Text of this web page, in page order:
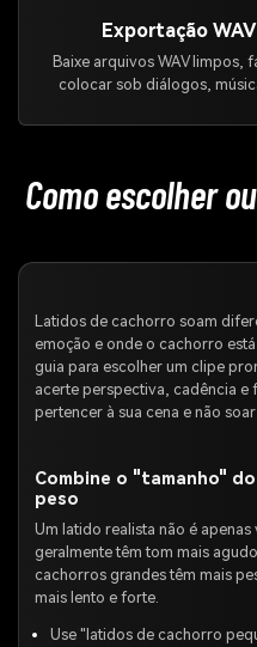
Exportação
Baixe arquivos WAV limpos,
colocar sob diálogos,
Como escolher
Latidos de cachorro soam
emoção e onde o cachorro
guia para escolher um clipe
acerte perspectiva, cadência
pertencer à sua cena e não soar
Combine o "tamanho"
peso
Um latido realista não é
geralmente têm tom mais
cachorros grandes têm mais
mais lento e forte.
Use "latidos de cachorro